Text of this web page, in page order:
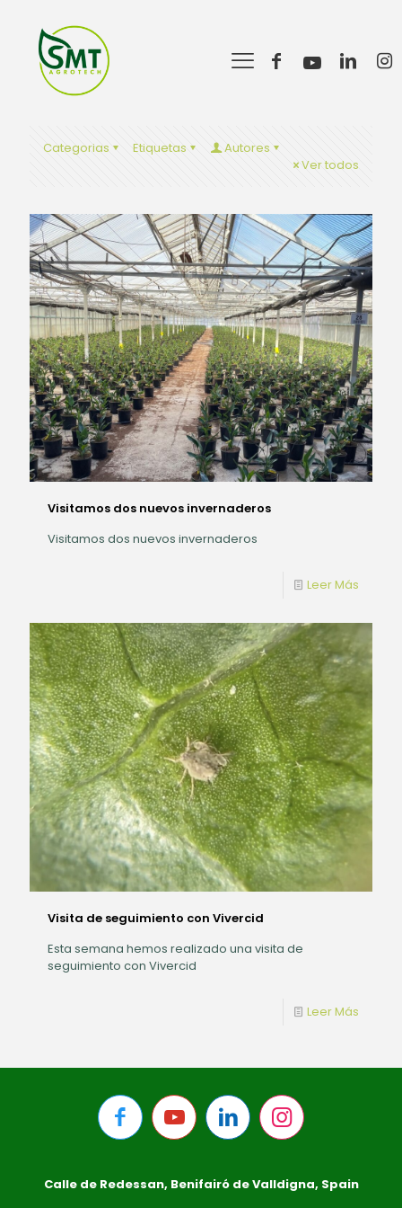
Categorias Etiquetas
Autores
Ver todos
Visitamos dos nuevos invernaderos
Visitamos dos nuevos invernaderos
Leer Más
Visita de seguimiento con Vivercid
Esta semana hemos realizado una visita de
seguimiento con Vivercid
Leer Más
Calle de Redessan, Benifairó de Valldigna, Spain